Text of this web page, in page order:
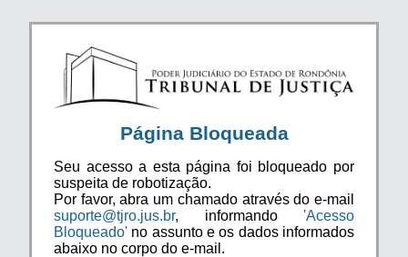
Página Bloqueada
Seu acesso a esta página foi bloqueado por
suspeita de robotização.
Por favor, abra um chamado através do e-mail
suporte@tjro.jus.br, informando 'Acesso
Bloqueado' no assunto e os dados informados
abaixo no corpo do e-mail.